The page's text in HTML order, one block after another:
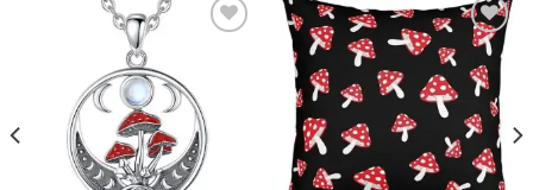
à la liste
d’envies
Ajouter
à la liste
d’envies